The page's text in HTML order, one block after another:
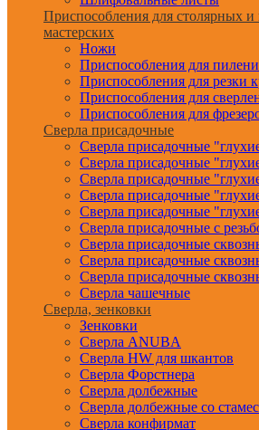
Приспособления для столярных
мастерских
Ножи
Приспособления для
Приспособления для резки
Приспособления для
Приспособления для
Сверла присадочные
Сверла присадочные
Сверла присадочные
Сверла присадочные
Сверла присадочные
Сверла присадочные
Сверла присадочные с
Сверла присадочные
Сверла присадочные
Сверла присадочные
Сверла чашечные
Сверла, зенковки
Зенковки
Сверла ANUBA
Сверла HW для шкантов
Сверла Форстнера
Сверла долбежные
Сверла долбежные со
Сверла конфирмат